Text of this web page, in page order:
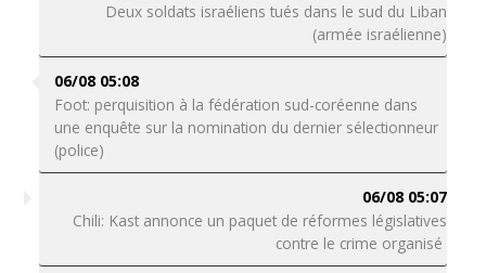
Deux soldats israéliens tués dans le sud du Liban
(armée israélienne)
06/08 05:08
Foot: perquisition à la fédération sud-coréenne dans
une enquête sur la nomination du dernier sélectionneur
(police)
06/08 05:07
Chili: Kast annonce un paquet de réformes législatives
contre le crime organisé